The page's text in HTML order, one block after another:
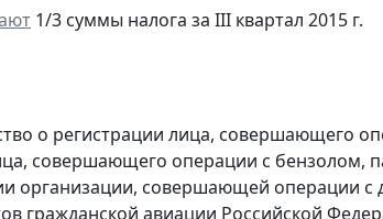
1/3 суммы налога за III квартал 2015 г.
о регистрации лица, совершающего
совершающего операции с бензолом,
организации, совершающей операции
гражданской авиации Российской